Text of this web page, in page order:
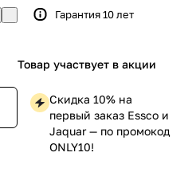
Гарантия 10 лет
Товар участвует в акции
Скидка 10% на
первый заказ Essco и
Jaquar — по промокод
ONLY10!